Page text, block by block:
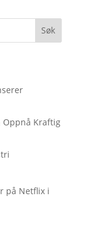
Søk
Oppnå Kraftig
på Netflix i